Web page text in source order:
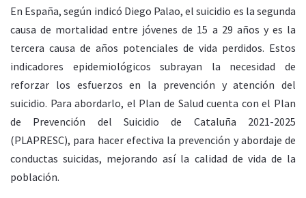
En España, según indicó Diego Palao, el suicidio es la segunda
causa de mortalidad entre jóvenes de 15 a 29 años y es la
tercera causa de años potenciales de vida perdidos. Estos
indicadores epidemiológicos subrayan la necesidad de
reforzar los esfuerzos en la prevención y atención del
suicidio. Para abordarlo, el Plan de Salud cuenta con el Plan
de Prevención del Suicidio de Cataluña 2021-2025
(PLAPRESC), para hacer efectiva la prevención y abordaje de
conductas suicidas, mejorando así la calidad de vida de la
población.